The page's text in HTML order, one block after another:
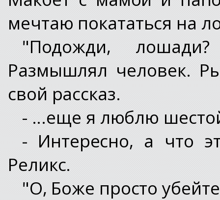
мечтаю покататься на
"Подожди,
Размышлял человек.
свой рассказ.
- ...еще я люблю
- Интересно, а что
Реликс.
"О, Боже просто